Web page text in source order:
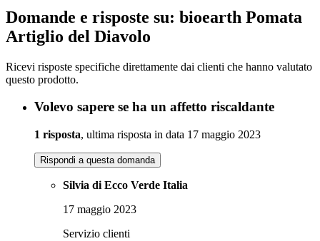
Domande e risposte su: bioearth Pomata
Artiglio del Diavolo
Ricevi risposte specifiche direttamente dai clienti che hanno valutato
questo prodotto.
Volevo sapere se ha un affetto riscaldante
1 risposta, ultima risposta in data 17 maggio 2023
Rispondi a questa domanda
Silvia di Ecco Verde Italia
17 maggio 2023
Servizio clienti